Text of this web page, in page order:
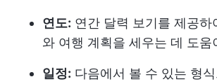
연도: 연간 달력 보기를 제공하
와 여행 계획을 세우는 데 도움
일정: 다음에서 볼 수 있는 형